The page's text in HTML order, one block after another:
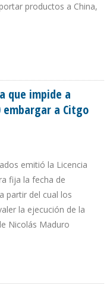
productos a China,
que impide a
embargar a Citgo
emitió la Licencia
fija la fecha de
partir del cual los
la ejecución de la
Nicolás Maduro